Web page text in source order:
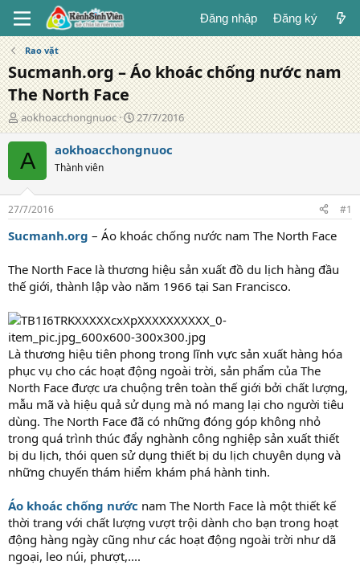
Đăng nhập Đăng ký
Rao vặt
Sucmanh.org – Áo khoác chống nước nam
The North Face
T
á
c
g
ả
aokhoacchongnuoc
N
g
à
y
g
27/7/2016
A aokhoacchongnuoc
Thành viên
27/7/2016 #1
Sucmanh.org – Áo khoác chống nước nam The North Face
The North Face là thương hiệu sản xuất đồ du lịch hàng đầu
thế giới, thành lập vào năm 1966 tại San Francisco.
Là thương hiệu tiên phong trong lĩnh vực sản xuất hàng hóa
phục vụ cho các hoạt động ngoài trời, sản phẩm của The
North Face được ưa chuộng trên toàn thế giới bởi chất lượng,
mẫu mã và hiệu quả sử dụng mà nó mang lại cho người tiêu
dùng. The North Face đã có những đóng góp không nhỏ
trong quá trình thúc đẩy nghành công nghiệp sản xuất thiết
bị du lịch, thói quen sử dụng thiết bị du lịch chuyên dụng và
những chuyến thám hiểm khám phá hành tinh.
Áo khoác chống nước nam The North Face là một thiết kế
thời trang với chất lượng vượt trội dành cho bạn trong hoạt
động hàng ngày cũng như các hoạt động ngoài trời như dã
ngoại, leo núi, phượt,....